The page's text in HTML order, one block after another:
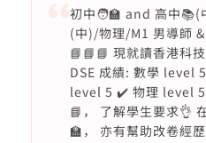
初中🧑‍🏫 and 高中📚(
(中)/物理/M1 男導師 &
📘📘📘 現就讀香港科
DSE 成績: 數學 level
level 5 ✔️ 物理 level
📘， 了解學生要求👌
🏫， 亦有幫助改卷經